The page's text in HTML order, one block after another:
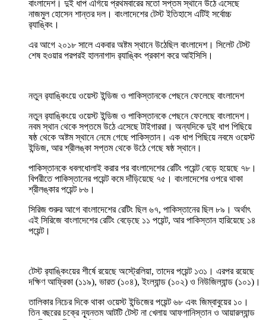
বাংলাদেশ। দুই ধাপ এগিয়ে প্রথমবারের মতো সপ্তম স্থানে উঠে এসেছে
নাজমুল হোসেন শান্তর দল। বাংলাদেশের টেস্ট ইতিহাসে এটিই সর্বোচ্চ
র‍্যাঙ্কিং।
এর আগে ২০১৮ সালে একবার অষ্টম স্থানে উঠেছিল বাংলাদেশ। সিলেট টেস্ট
শেষ হওয়ার পরপরই হালনাগাদ র‍্যাঙ্কিং প্রকাশ করে আইসিসি।
নতুন র‍্যাঙ্কিংয়ে ওয়েস্ট ইন্ডিজ ও পাকিস্তানকে পেছনে ফেলেছে বাংলাদেশ
নতুন র‍্যাঙ্কিংয়ে ওয়েস্ট ইন্ডিজ ও পাকিস্তানকে পেছনে ফেলেছে বাংলাদেশ।
নবম স্থান থেকে সপ্তমে উঠে এসেছে টাইগাররা। অন্যদিকে দুই ধাপ পিছিয়ে
ষষ্ঠ থেকে অষ্টম স্থানে নেমে গেছে পাকিস্তান। এক ধাপ পিছিয়ে নবমে ওয়েস্ট
ইন্ডিজ, আর শ্রীলঙ্কা সপ্তম থেকে উঠে গেছে ষষ্ঠ স্থানে।
পাকিস্তানকে ধবলধোলাই করার পর বাংলাদেশের রেটিং পয়েন্ট বেড়ে হয়েছে ৭৮।
বিপরীতে পাকিস্তানের পয়েন্ট কমে দাঁড়িয়েছে ৭৫। বাংলাদেশের ওপরে থাকা
শ্রীলঙ্কার পয়েন্ট ৮৬।
সিরিজ শুরুর আগে বাংলাদেশের রেটিং ছিল ৬৭, পাকিস্তানের ছিল ৮৯। অর্থাৎ
এই সিরিজে বাংলাদেশের রেটিং বেড়েছে ১১ পয়েন্ট, আর পাকিস্তান হারিয়েছে ১৪
পয়েন্ট।
টেস্ট র‍্যাঙ্কিংয়ের শীর্ষে রয়েছে অস্ট্রেলিয়া, তাদের পয়েন্ট ১৩১। এরপর রয়েছে
দক্ষিণ আফ্রিকা (১১৯), ভারত (১০৪), ইংল্যান্ড (১০২) ও নিউজিল্যান্ড (১০১)।
তালিকার নিচের দিকে থাকা ওয়েস্ট ইন্ডিজের পয়েন্ট ৬৮ এবং জিম্বাবুয়ের ১০।
তিন বছরের চক্রে ন্যূনতম আটটি টেস্ট না খেলায় আফগানিস্তান ও আয়ারল্যান্ড